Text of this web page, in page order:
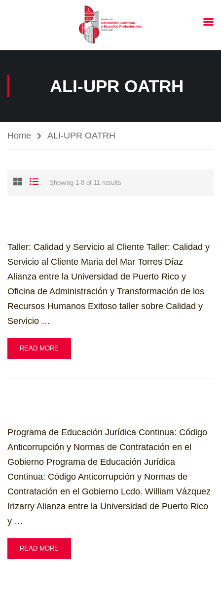
ALI-UPR OATRH
Home ALI-UPR OATRH
Showing 1-8 of 11 results
Taller: Calidad y Servicio al Cliente Taller: Calidad y
Servicio al Cliente Maria del Mar Torres Díaz
Alianza entre la Universidad de Puerto Rico y
Oficina de Administración y Transformación de los
Recursos Humanos Exitoso taller sobre Calidad y
Servicio …
READ MORE
Programa de Educación Jurídica Continua: Código
Anticorrupción y Normas de Contratación en el
Gobierno Programa de Educación Jurídica
Continua: Código Anticorrupción y Normas de
Contratación en el Gobierno Lcdo. William Vázquez
Irizarry Alianza entre la Universidad de Puerto Rico
y …
READ MORE